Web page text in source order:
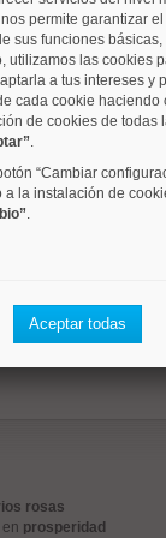
barrio
rango de
rosas
prosperidad
permite garantizar
sus funciones
utilizamos las cookies
a tus intereses y
cada cookie haciendo
de cookies de todas
.
“Cambiar
a la instalación de
.
Aceptar todas